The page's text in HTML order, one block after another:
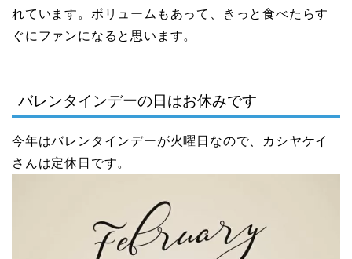
れています。ボリュームもあって、きっと食べたらす
ぐにファンになると思います。
バレンタインデーの日はお休みです
今年はバレンタインデーが火曜日なので、カシヤケイ
さんは定休日です。